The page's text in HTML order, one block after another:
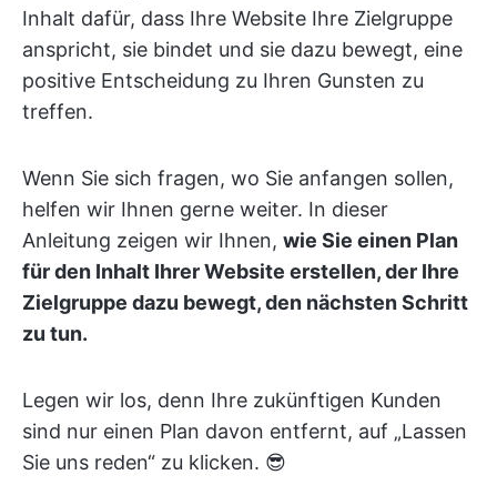
Inhalt dafür, dass Ihre Website Ihre Zielgruppe
anspricht, sie bindet und sie dazu bewegt, eine
positive Entscheidung zu Ihren Gunsten zu
treffen.
Wenn Sie sich fragen, wo Sie anfangen sollen,
helfen wir Ihnen gerne weiter. In dieser
Anleitung zeigen wir Ihnen, wie Sie einen Plan
für den Inhalt Ihrer Website erstellen, der Ihre
Zielgruppe dazu bewegt, den nächsten Schritt
zu tun.
Legen wir los, denn Ihre zukünftigen Kunden
sind nur einen Plan davon entfernt, auf „Lassen
Sie uns reden“ zu klicken. 😎